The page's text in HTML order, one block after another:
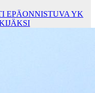
EPÄONNISTUVA YK